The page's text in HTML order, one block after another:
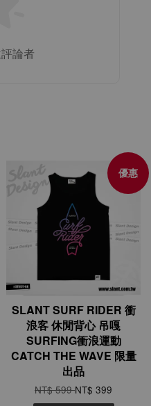
論者
優惠
SLANT SURF RIDER 衝
浪客 休閒背心 吊嘎
SURFING衝浪運動
CATCH THE WAVE 限量
出品
NT$ 599NT$ 399